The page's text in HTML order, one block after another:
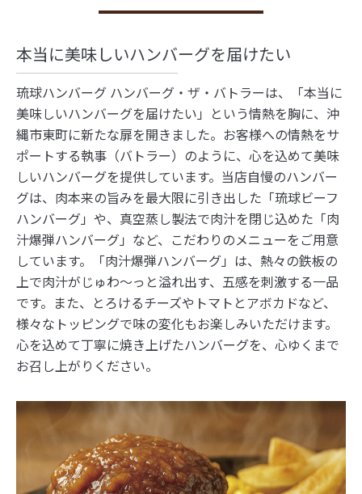
本当に美味しいハンバーグを届けたい
琉球ハンバーグ ハンバーグ・ザ・バトラーは、「本当に
美味しいハンバーグを届けたい」という情熱を胸に、沖
縄市東町に新たな扉を開きました。お客様への情熱をサ
ポートする執事（バトラー）のように、心を込めて美味
しいハンバーグを提供しています。当店自慢のハンバー
グは、肉本来の旨みを最大限に引き出した「琉球ビーフ
ハンバーグ」や、真空蒸し製法で肉汁を閉じ込めた「肉
汁爆弾ハンバーグ」など、こだわりのメニューをご用意
しています。「肉汁爆弾ハンバーグ」は、熱々の鉄板の
上で肉汁がじゅわ〜っと溢れ出す、五感を刺激する一品
です。また、とろけるチーズやトマトとアボカドなど、
様々なトッピングで味の変化もお楽しみいただけます。
心を込めて丁寧に焼き上げたハンバーグを、心ゆくまで
お召し上がりください。